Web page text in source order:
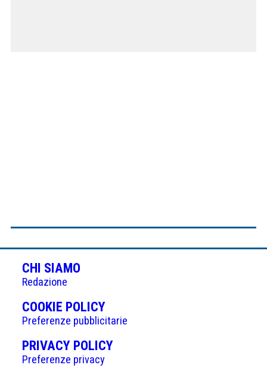
CHI SIAMO
Redazione
COOKIE POLICY(APRE
IN
UNA
NUOVA
Preferenze pubblicitarie
PRIVACY POLICY(APRE
Preferenze privacy